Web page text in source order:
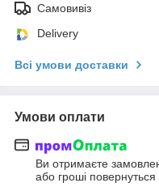
Самовивіз
Delivery
Всі умови доставки
Умови оплати
Ви отримаєте
або гроші